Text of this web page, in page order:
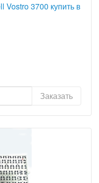
Vostro 3700 купить в
Заказать